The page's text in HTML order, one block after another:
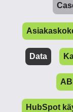
Data
HubSpot